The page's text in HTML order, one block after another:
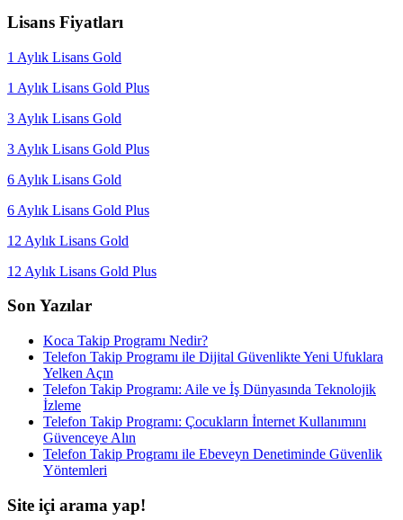
Lisans Fiyatları
1 Aylık Lisans Gold
1 Aylık Lisans Gold Plus
3 Aylık Lisans Gold
3 Aylık Lisans Gold Plus
6 Aylık Lisans Gold
6 Aylık Lisans Gold Plus
12 Aylık Lisans Gold
12 Aylık Lisans Gold Plus
Son Yazılar
Koca Takip Programı Nedir?
Telefon Takip Programı ile Dijital Güvenlikte Yeni Ufuklara
Yelken Açın
Telefon Takip Programı: Aile ve İş Dünyasında Teknolojik
İzleme
Telefon Takip Programı: Çocukların İnternet Kullanımını
Güvenceye Alın
Telefon Takip Programı ile Ebeveyn Denetiminde Güvenlik
Yöntemleri
Site içi arama yap!